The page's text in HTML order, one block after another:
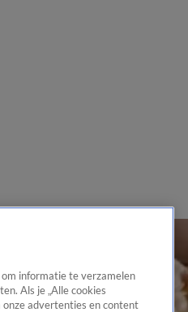
informatie te verzamelen
Als je „Alle cookies
advertenties en content